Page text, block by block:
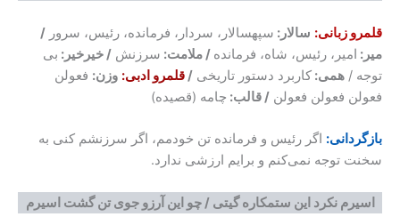
قلمرو زبانی: سالار: سپهسالار، سردار، فرمانده، رئیس، سرور /
میر: امیر، رئیس، شاه، فرمانده / ملامت: سرزنش / خیرخیر: بی
توجه / همی: کاربرد دستور تاریخی /قلمرو ادبی: وزن: فعولن
فعولن فعولن فعولن / قالب: چامه (قصیده)
بازگردانی: اگر رئیس و فرمانده تن خودمم، اگر سرزنشم کنی به
سخنت توجه نمی‌کنم و برایم ارزشی ندارد.
اسیرم نکرد این ستمکاره گیتی / چو این آرزو جوی تن گشت اسیرم